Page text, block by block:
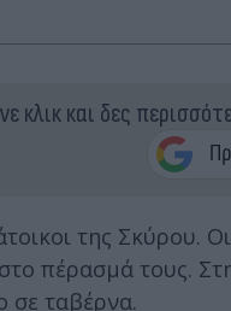
κλικ και δες
της Σκύρου.
πέρασμά τους.
σε ταβέρνα.